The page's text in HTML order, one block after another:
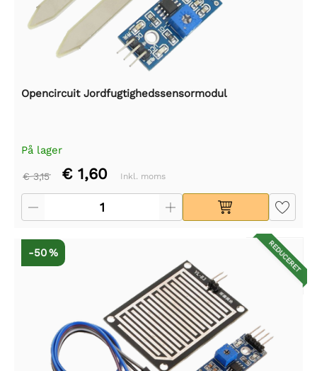
Opencircuit Jordfugtighedssensormodul
På lager
€ 3,15 € 1,60 Inkl. moms
REDUCERET
-50 %